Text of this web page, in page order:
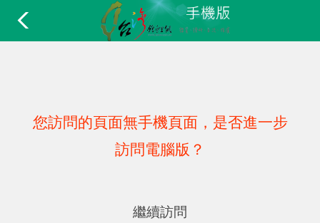
您訪問的頁面無手機頁面，是否進一步
訪問電腦版？
繼續訪問